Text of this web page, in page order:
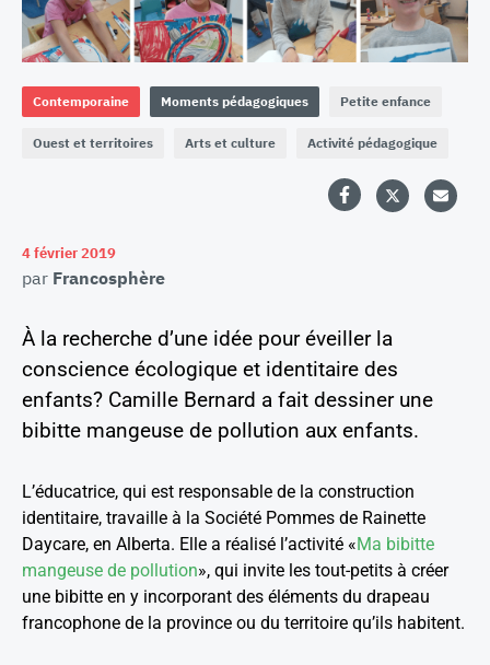
Contemporaine Moments pédagogiques Petite enfance
Ouest et territoires Arts et culture Activité pédagogique
4 février 2019
par Francosphère
À la recherche d’une idée pour éveiller la
conscience écologique et identitaire des
enfants? Camille Bernard a fait dessiner une
bibitte mangeuse de pollution aux enfants.
L’éducatrice, qui est responsable de la construction
identitaire, travaille à la Société Pommes de Rainette
Daycare, en Alberta. Elle a réalisé l’activité «Ma bibitte
mangeuse de pollution», qui invite les tout-petits à créer
une bibitte en y incorporant des éléments du drapeau
francophone de la province ou du territoire qu’ils habitent.